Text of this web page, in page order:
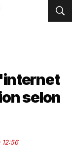
l'internet
selon